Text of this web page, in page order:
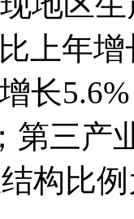
上年
长
第三产
构比